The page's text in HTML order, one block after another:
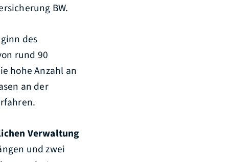
BW.
des
rund 90
hohe Anzahl an
an der
Verwaltung
und zwei